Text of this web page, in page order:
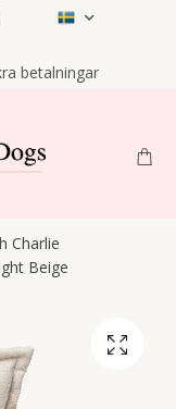
betalningar
Charlie
Beige